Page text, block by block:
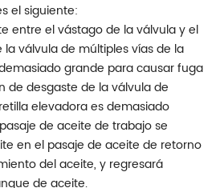
el siguiente:
entre el vástago de la válvula y el
válvula de múltiples vías de la
grande para causar fuga
de desgaste de la válvula de
elevadora es demasiado
de aceite de trabajo se
en el pasaje de aceite de retorno
del aceite, y regresará
de aceite.